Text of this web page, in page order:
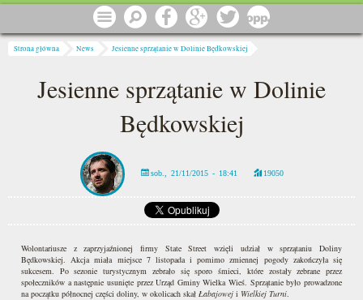
Przejdź do treści Menu Szukaj Facebook Google Twitter
Jesteś tutaj
Strona główna News Jesienne sprzątanie w Dolinie Będkowskiej
Jesienne sprzątanie w Dolinie
Będkowskiej
sob., 21/11/2015 - 18:41 19050
Wolontariusze z zaprzyjaźnionej firmy State Street wzięli udział w sprzątaniu Doliny
Będkowskiej. Akcja miała miejsce 7 listopada i pomimo zmiennej pogody zakończyła się
sukcesem. Po sezonie turystycznym zebrało się sporo śmieci, które zostały zebrane przez
społeczników a następnie usunięte przez Urząd Gminy Wielka Wieś. Sprzątanie było prowadzone
na początku północnej części doliny, w okolicach skał Łabajowej i Wielkiej Turni